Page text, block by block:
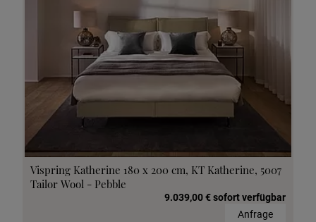
Vispring Katherine 180 x 200 cm, KT Katherine, 5007
Tailor Wool - Pebble
9.039,00 € sofort verfügbar
Anfrage